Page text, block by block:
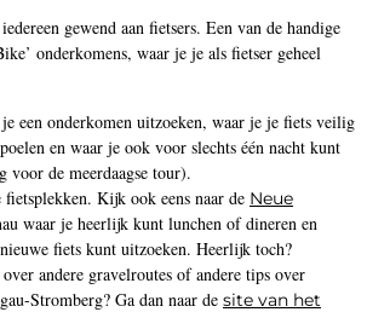
gewend aan fietsers. Een van de handige
onderkomens, waar je je als fietser geheel
een onderkomen uitzoeken, waar je je fiets veilig
en waar je ook voor slechts één nacht kunt
voor de meerdaagse tour).
Kijk ook eens naar de Neue
waar je heerlijk kunt lunchen of dineren en
fiets kunt uitzoeken. Heerlijk toch?
andere gravelroutes of andere tips over
Stromberg? Ga dan naar de site van het